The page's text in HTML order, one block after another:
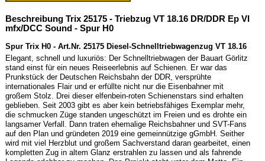
Beschreibung Trix 25175 - Triebzug VT 18.16 DR/DDR Ep VI
mfx/DCC Sound - Spur H0
Spur Trix H0 - Art.Nr. 25175 Diesel-Schnelltriebwagenzug VT 18.16
Elegant, schnell und luxuriös: Der Schnelltriebwagen der Bauart Görlitz
stand einst für ein neues Reiseerlebnis auf Schienen. Er war das
Prunkstück der Deutschen Reichsbahn der DDR, versprühte
internationales Flair und er erfüllte nicht nur die Eisenbahner mit
großem Stolz. Drei dieser elfenbein-roten Schienenstars sind erhalten
geblieben. Seit 2003 gibt es aber kein betriebsfähiges Exemplar mehr,
die schmucken Züge standen ungeschützt im Freien und es drohte ein
langsamer Verfall. Dann traten ehemalige Reichsbahner und SVT-Fans
auf den Plan und gründeten 2019 eine gemeinnützige gGmbH. Seither
wird mit viel Herzblut und großem Sachverstand daran gearbeitet, einen
kompletten Zug in altem Glanz erstrahlen zu lassen und als fahrende